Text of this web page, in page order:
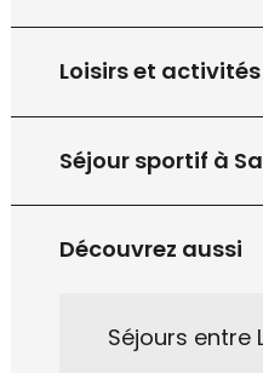
Loisirs et activités
Séjour sportif à
Découvrez aussi
Séjours entre
2026
24250 Groléjac